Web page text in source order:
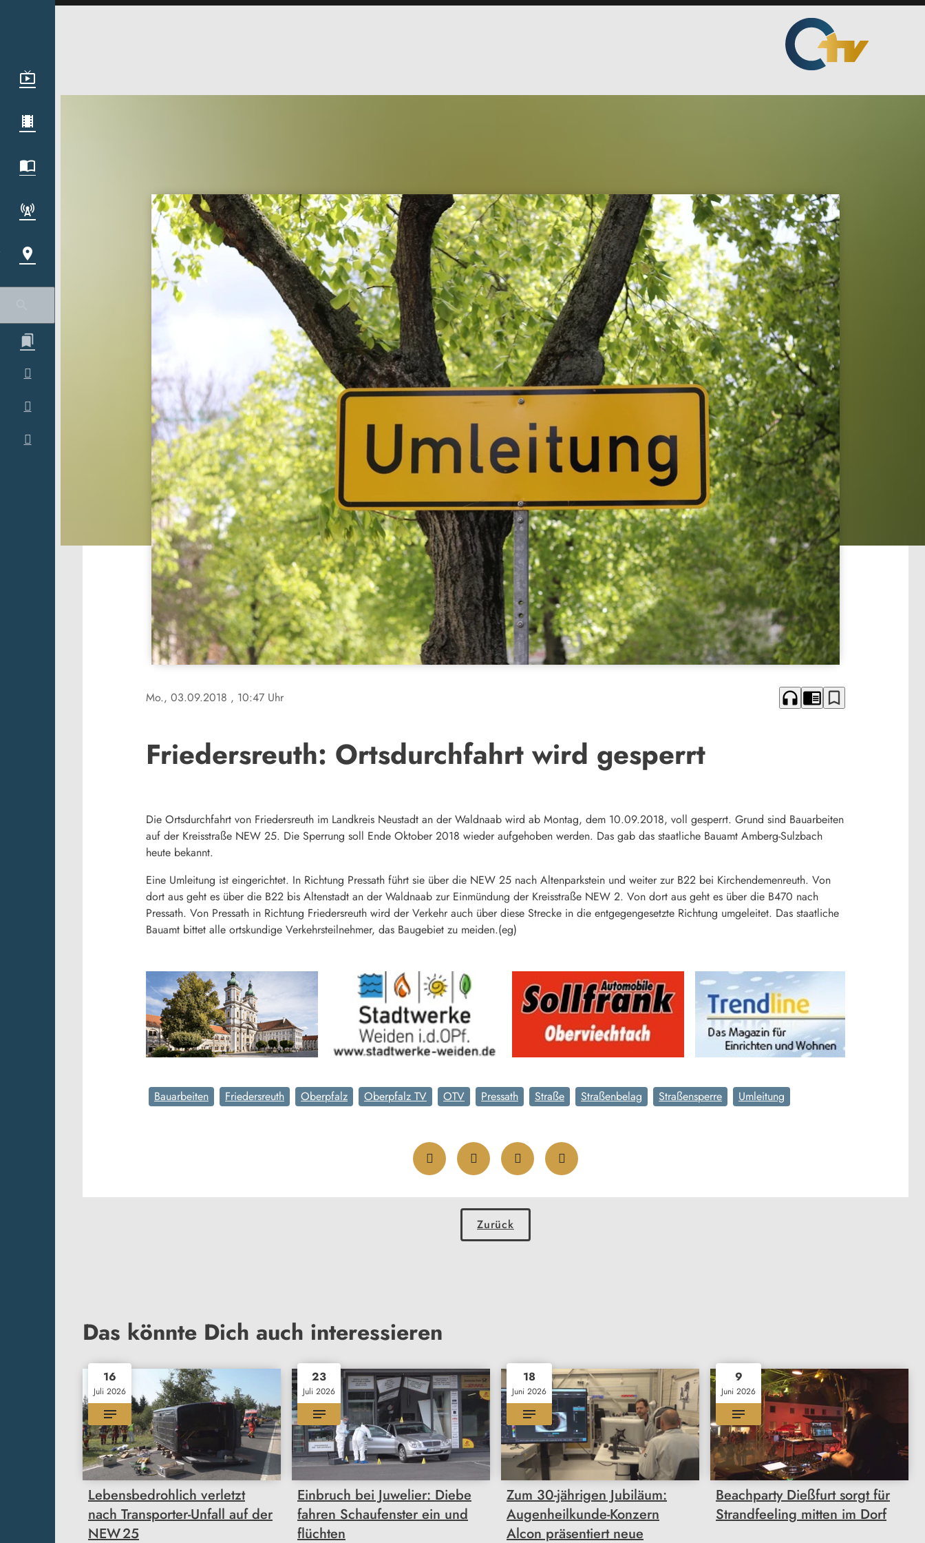
Mo., 03.09.2018 , 10:47 Uhr headphones chrome_reader_mode bookmark_border
Friedersreuth: Ortsdurchfahrt wird gesperrt
Die Ortsdurchfahrt von Friedersreuth im Landkreis Neustadt an der Waldnaab wird ab Montag, dem 10.09.2018, voll gesperrt. Grund sind Bauarbeiten
auf der Kreisstraße NEW 25. Die Sperrung soll Ende Oktober 2018 wieder aufgehoben werden. Das gab das staatliche Bauamt Amberg-Sulzbach
heute bekannt.
Eine Umleitung ist eingerichtet. In Richtung Pressath führt sie über die NEW 25 nach Altenparkstein und weiter zur B22 bei Kirchendemenreuth. Von
dort aus geht es über die B22 bis Altenstadt an der Waldnaab zur Einmündung der Kreisstraße NEW 2. Von dort aus geht es über die B470 nach
Pressath. Von Pressath in Richtung Friedersreuth wird der Verkehr auch über diese Strecke in die entgegengesetzte Richtung umgeleitet. Das staatliche
Bauamt bittet alle ortskundige Verkehrsteilnehmer, das Baugebiet zu meiden.(eg)
Bauarbeiten Friedersreuth Oberpfalz Oberpfalz TV OTV Pressath Straße Straßenbelag Straßensperre Umleitung
Zurück
Das könnte Dich auch interessieren
16
Juli 2026
Lebensbedrohlich verletzt
nach Transporter-Unfall auf der
NEW 25
23
Juli 2026
Einbruch bei Juwelier: Diebe
fahren Schaufenster ein und
flüchten
18
Juni 2026
Zum 30-jährigen Jubiläum:
Augenheilkunde-Konzern
Alcon präsentiert neue
9
Juni 2026
Beachparty Dießfurt sorgt für
Strandfeeling mitten im Dorf